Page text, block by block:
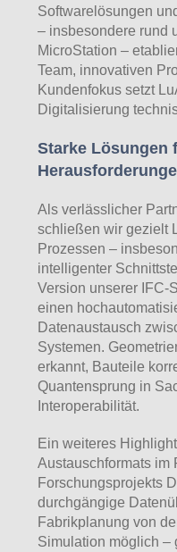
Softwarelösungen
– insbesondere rund
MicroStation –
Team, innovativen
Kundenfokus setzt
Digitalisierung
Starke Lösungen
Als verlässlicher
schließen wir gezielt
Prozessen –
intelligenter
Version unserer IFC-
einen
Datenaustausch
Systemen.
erkannt, Bauteile
Quantensprung in
Interoperabilität.
Ein weiteres
Austauschformats im
Forschungsprojekts
durchgängige
Fabrikplanung von
Simulation möglich –